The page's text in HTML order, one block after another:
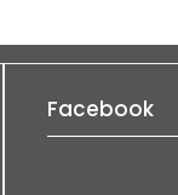
Facebook